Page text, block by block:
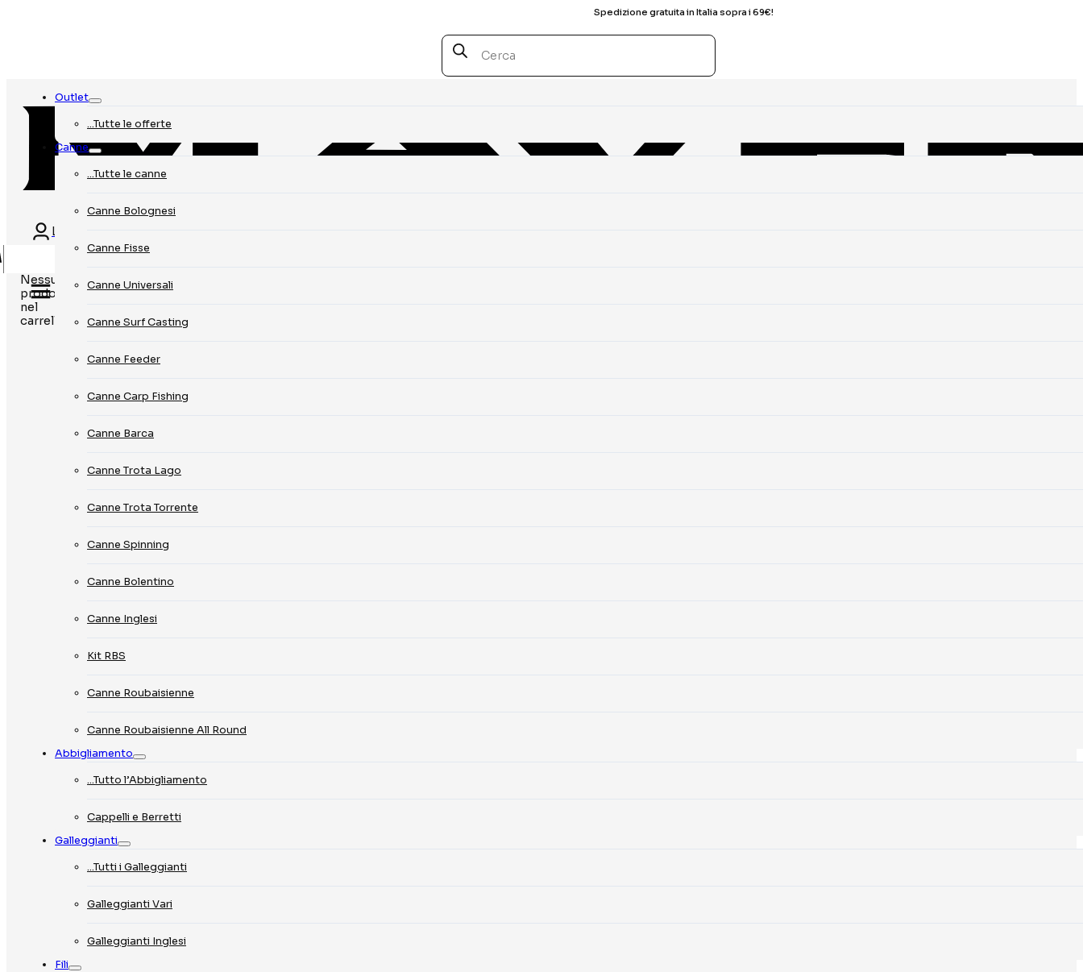
Spedizione gratuita in Italia sopra i 69€!
Products
search
Login
Nessun
prodotto
nel
carrello.
Outlet
…Tutte le offerte
Canne
…Tutte le canne
Canne Bolognesi
Canne Fisse
Canne Universali
Canne Surf Casting
Canne Feeder
Canne Carp Fishing
Canne Barca
Canne Trota Lago
Canne Trota Torrente
Canne Spinning
Canne Bolentino
Canne Inglesi
Kit RBS
Canne Roubaisienne
Canne Roubaisienne All Round
Abbigliamento
…Tutto l’Abbigliamento
Cappelli e Berretti
Galleggianti
…Tutti i Galleggianti
Galleggianti Vari
Galleggianti Inglesi
Fili